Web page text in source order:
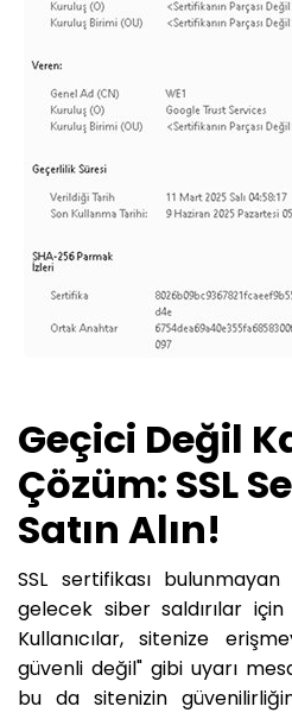
Geçici Değil
Çözüm: SSL
Satın Alın!
SSL sertifikası
gelecek siber saldırılar
Kullanıcılar, sitenize
güvenli değil" gibi uyarı
bu da sitenizin